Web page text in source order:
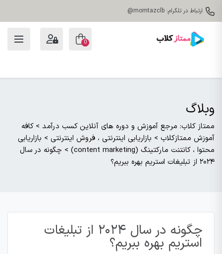
ارتباط در تلگرام: momtazclb@
0
وبلاگ
ممتاز کلاب: مرجع آموزش و دوره های آنلاین کسب درآمد > کافه
آموزش ممتازکلاب > بازاریابی اینترنتی ، فروش اینترنتی > بازاریابی
محتوا ، کانتنت مارکتینگ (content marketing)
> چگونه در سال
۲۰۲۴ از تبلیغات استریم بهره ببریم؟
چگونه در سال ۲۰۲۴ از تبلیغات
استریم بهره ببریم؟